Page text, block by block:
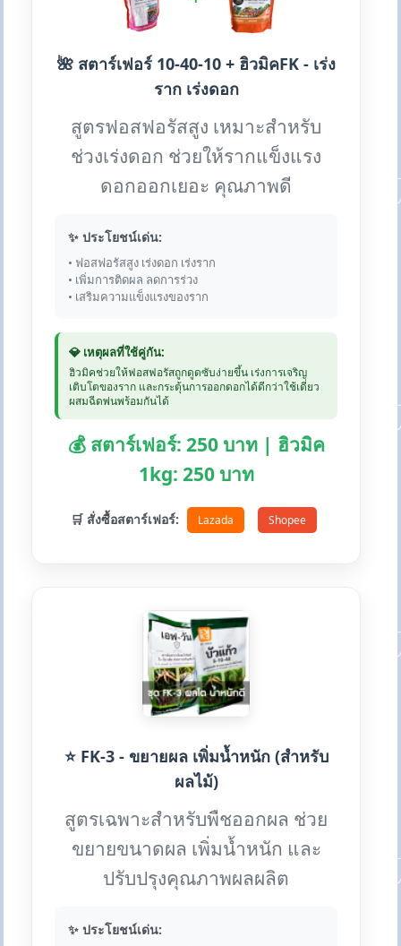
🌺 สตาร์เฟอร์ 10-40-10 + ฮิวมิคFK - เร่ง
ราก เร่งดอก
สูตรฟอสฟอรัสสูง เหมาะสำหรับ
ช่วงเร่งดอก ช่วยให้รากแข็งแรง
ดอกออกเยอะ คุณภาพดี
✨ ประโยชน์เด่น:
• ฟอสฟอรัสสูง เร่งดอก เร่งราก
• เพิ่มการติดผล ลดการร่วง
• เสริมความแข็งแรงของราก
💎 เหตุผลที่ใช้คู่กัน:
ฮิวมิคช่วยให้ฟอสฟอรัสถูกดูดซับง่ายขึ้น เร่งการเจริญ
เติบโตของราก และกระตุ้นการออกดอกได้ดีกว่าใช้เดี่ยว
ผสมฉีดพ่นพร้อมกันได้
💰 สตาร์เฟอร์: 250 บาท | ฮิวมิค
1kg: 250 บาท
🛒 สั่งซื้อสตาร์เฟอร์: Lazada Shopee
⭐ FK-3 - ขยายผล เพิ่มน้ำหนัก (สำหรับ
ผลไม้)
สูตรเฉพาะสำหรับพืชออกผล ช่วย
ขยายขนาดผล เพิ่มน้ำหนัก และ
ปรับปรุงคุณภาพผลผลิต
✨ ประโยชน์เด่น: